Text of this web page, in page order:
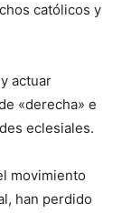
católicos y
actuar
«derecha» e
eclesiales.
movimiento
han perdido